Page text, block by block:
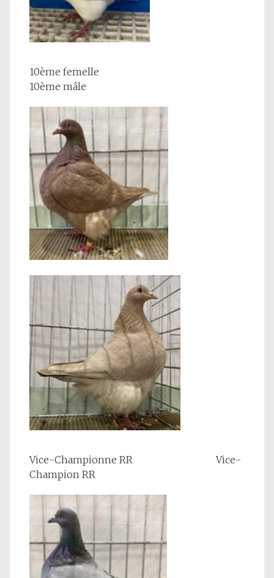
10ème femelle
10ème mâle
Vice-Championne RR Vice-
Champion RR